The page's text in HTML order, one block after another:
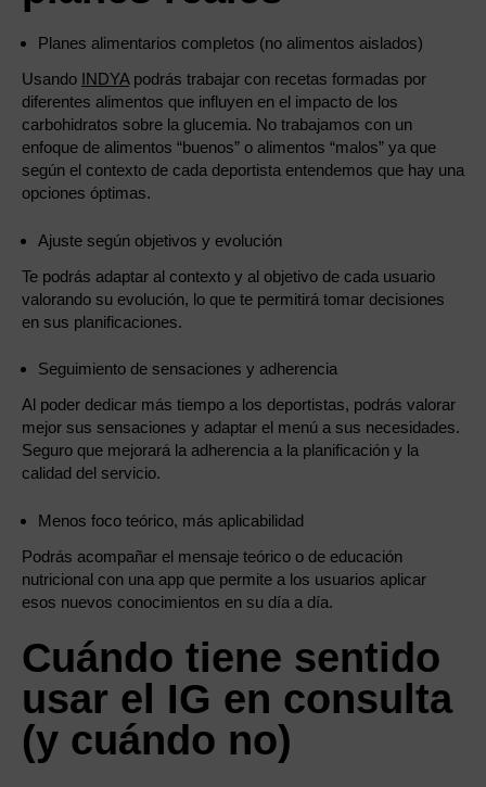
Planes alimentarios completos (no alimentos aislados)
Usando INDYApodrás trabajar con recetas formadas por
diferentes alimentos que influyen en el impacto de los
carbohidratos sobre la glucemia. No trabajamos con un
enfoque de alimentos “buenos” o alimentos “malos” ya que
según el contexto de cada deportista entendemos que hay una
opciones óptimas.
Ajuste según objetivos y evolución
Te podrás adaptar al contexto y al objetivo de cada usuario
valorando su evolución, lo que te permitirá tomar decisiones
en sus planificaciones.
Seguimiento de sensaciones y adherencia
Al poder dedicar más tiempo a los deportistas, podrás valorar
mejor sus sensaciones y adaptar el menú a sus necesidades.
Seguro que mejorará la adherencia a la planificación y la
calidad del servicio.
Menos foco teórico, más aplicabilidad
Podrás acompañar el mensaje teórico o de educación
nutricional con una app que permite a los usuarios aplicar
esos nuevos conocimientos en su día a día.
Cuándo tiene sentido
usar el IG en consulta
(y cuándo no)